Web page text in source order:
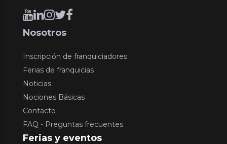
Nosotros
Inscripción de franquiciadores
Ferias de franquicias
Noticias
Nociones Básicas
Contacto
FAQ - Preguntas frecuentes
Ferias y eventos